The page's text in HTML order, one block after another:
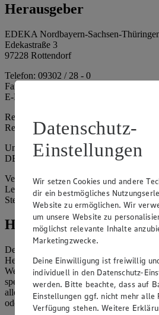
Herausgeber
EDEKA Nordbayern-Sachsen-
Edekastraße 3
97228 Rottendorf
Telefon: 09302 / 28 - 0
Fax: 09302 / 28 - 214
E-Mail: info@edeka.de
Registergericht: Amtsgericht Würzburg
Registernummer: HRA 6164
Umsatzsteuer-Identifikationsnummer
DE261968694
Vertretungsberechtigte: Sebastian
Lehmann (Geschäftsführer), Christian
Stefan Legat (Vorstandsvorsitzender)
Hinweise
Der Inhalt dieser Website ist
Herausgeber gewährt Ihnen jedoch das
Website bereitgestellten Text ganz oder
speichern und zu vervielfältigen. Aus
allerdings die Speicherung und
oder Grafiken aus dieser Website nicht
Datenschutz-
Einstellungen
Wir setzen Cookies und andere
dir ein bestmögliches
Website zu ermöglichen. Wir
um unsere Website zu
möglichst relevante Inhalte
Marketingzwecke.
Deine Einwilligung ist freiwillig
individuell in den Datenschutz-
werden. Bitte beachte, dass auf
Einstellungen ggf. nicht mehr alle
Verfügung stehen. Weitere